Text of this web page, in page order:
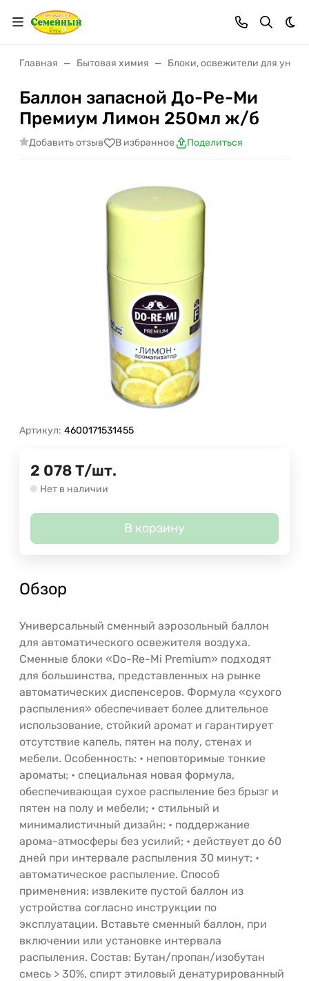
Главная Бытовая химия Блоки, освежители для
Баллон запасной До-Ре-Ми
Премиум Лимон 250мл ж/б
Добавить отзыв В избранное Поделиться
Артикул: 4600171531455
2 078 Т/шт.
Нет в наличии
В корзину
Обзор
Универсальный сменный аэрозольный баллон
для автоматического освежителя воздуха.
Сменные блоки «Do-Re-Mi Premium» подходят
для большинства, представленных на рынке
автоматических диспенсеров. Формула «сухого
распыления» обеспечивает более длительное
использование, стойкий аромат и гарантирует
отсутствие капель, пятен на полу, стенах и
мебели. Особенность: • неповторимые тонкие
ароматы; • специальная новая формула,
обеспечивающая сухое распыление без брызг и
пятен на полу и мебели; • стильный и
минималистичный дизайн; • поддержание
арома-атмосферы без усилий; • действует до 60
дней при интервале распыления 30 минут; •
автоматическое распыление. Способ
применения: извлеките пустой баллон из
устройства согласно инструкции по
эксплуатации. Вставьте сменный баллон, при
включении или установке интервала
распыления. Состав: Бутан/пропан/изобутан
смесь > 30%, спирт этиловый денатурированный